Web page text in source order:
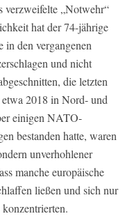
verzweifelte „Notwehr“
hat der 74-jährige
den vergangenen
und nicht
die letzten
2018 in Nord- und
einigen NATO-
bestanden hatte, waren
unverhohlener
manche europäische
ließen und sich nur